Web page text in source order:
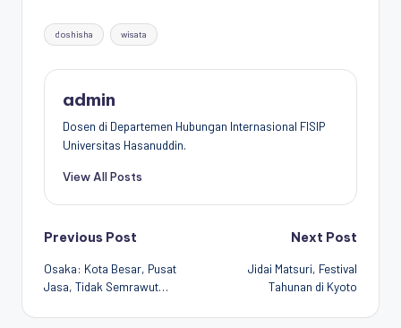
Tags:
doshisha wisata
admin
Dosen di Departemen Hubungan Internasional FISIP
Universitas Hasanuddin.
View All Posts
Post
navigation
Previous Post
Osaka: Kota Besar, Pusat
Jasa, Tidak Semrawut…
Next Post
Jidai Matsuri, Festival
Tahunan di Kyoto